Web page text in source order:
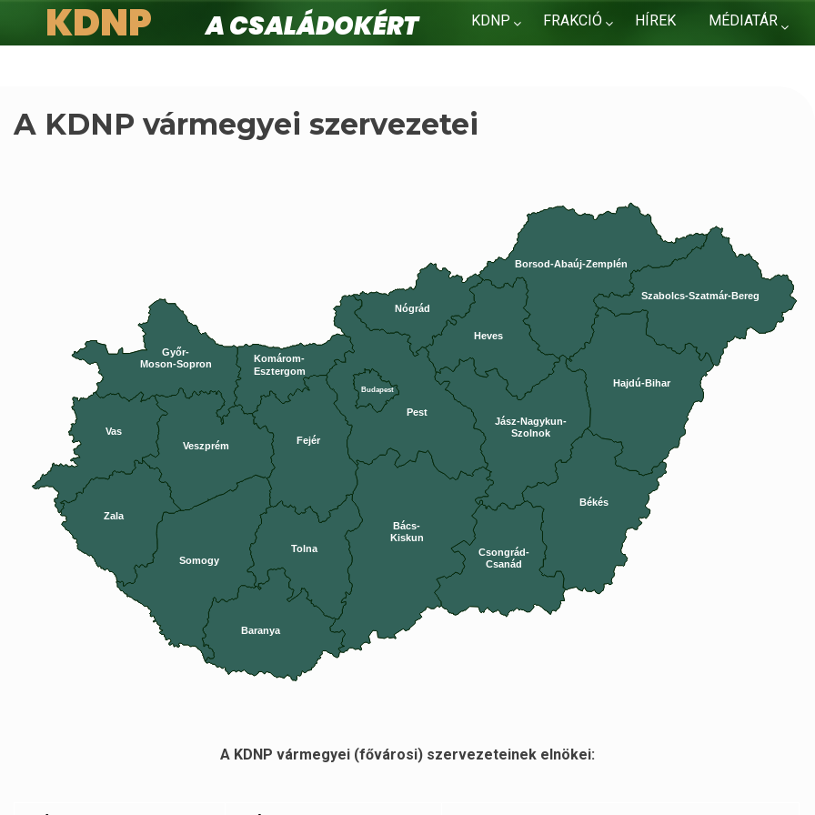
KDNP FRAKCIÓ HÍREK MÉDIATÁR
KDNP
A családokért.
A KDNP vármegyei szervezetei
Borsod-Abaúj-Zemplén
Szabolcs-Szatmár-Bereg
Hajdú-Bihar
Békés
Csongrád-
Csanád
Bács-
Kiskun
Baranya
Somogy
Zala
Vas
Győr-
Moson-Sopron
Komárom-
Esztergom
Tolna
Veszprém Fejér
Pest
Budapest
Jász-Nagykun-
Szolnok
Heves
Nógrád
A KDNP vármegyei (fővárosi) szervezeteinek elnökei: